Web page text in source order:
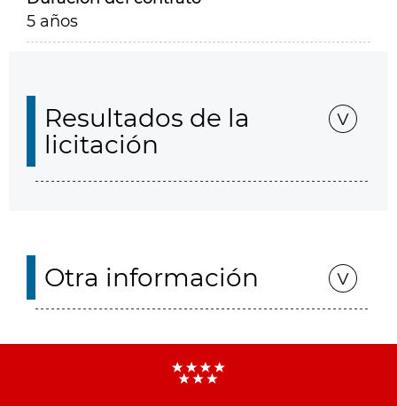
5 años
Resultados de la
licitación
Otra información